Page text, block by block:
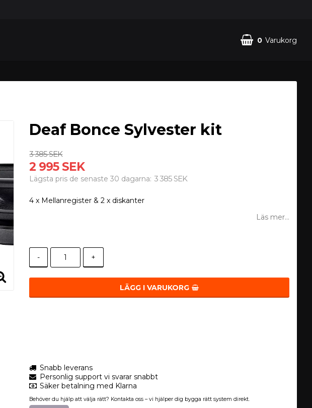
0 Varukorg
Deaf Bonce Sylvester kit
3 385 SEK
2 995 SEK
Lägsta pris de senaste 30 dagarna 3 385 SEK
4 x Mellanregister & 2 x diskanter
Läs mer...
- +
LÄGG I VARUKORG
Snabb leverans
Personlig support vi svarar snabbt
Säker betalning med Klarna
Behöver du hjälp att välja rätt? Kontakta oss – vi hjälper dig bygga rätt system direkt.